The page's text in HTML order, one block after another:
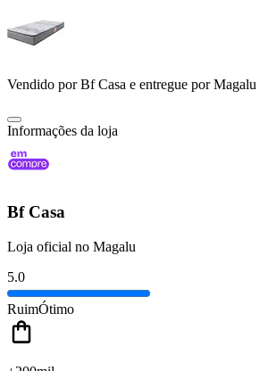
Vendido porBf Casa e entregue por Magalu
Informações da loja
Bf Casa
Loja oficial no Magalu
5.0
RuimÓtimo